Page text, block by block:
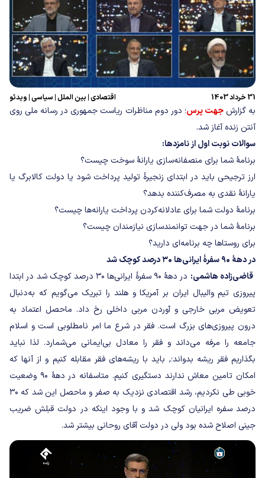
31 خرداد 1403 اقتصادی| بین الملل| سیاسی| ویدئو
به گزارشجهت پرس؛ دور دوم مناظرات ریاست جمهوری در رسانه ملی روی
آنتن زنده آغاز شد.
سوالات نوبت اول از نامزدها:
برنامۀ شما برای منصفانه‌سازی یارانۀ سوخت چیست؟
ارز ترجیحی باید در ابتدای زنجیرۀ تولید پرداخت شود یا دولت کالابرگ یا
یارانۀ نقدی به مصرف‌کننده بدهد؟
برنامۀ دولت شما برای عادلانه‌کردن پرداخت یارانه‌ها چیست؟
برنامۀ شما در جهت توانمندسازی نیازمندان چیست؟
برای روستاها چه برنامه‌ای دارید؟
در دهۀ ۹۰ سفرۀ ایرانی‌ها ۳۰ درصد کوچک شد
قاضی‌زاده هاشمی:
در دهۀ ۹۰ سفرۀ ایرانی‌ها ۳۰ درصد کوچک شد در ابتدا
پیروزی تیم والیبال ایران بر آمریکا و هلند را تبریک می‌گویم که به‌دنبال
تعویض مربی خارجی و آوردن مربی داخلی رخ داد. ماحصل اعتماد به
درون پیروزی‌های بزرگ است. فقر در شرع ما امر نامطلوبی است و اسلام
جامعه را مرفه می‌داند و فقر را معادل بی‌ایمانی می‌شمارد. لذا نباید
بگذاریم فقر ریشه بدواند؛, باید با ریشه‌های فقر مقابله کنیم و از آنها که
امکان تامین معاش ندارند دستگیری کنیم. متاسفانه در دهۀ ۹۰ وضعیت
خوبی طی نکردیم، رشد اقتصادی نزدیک به صفر و ماحصل این شد که ۳۰
درصد سفره ایرانیان کوچک شد و با وجود اینکه در دولت قبلش ضریب
جینی اصلاح شده بود ولی در دولت آقای روحانی بیشتر شد.